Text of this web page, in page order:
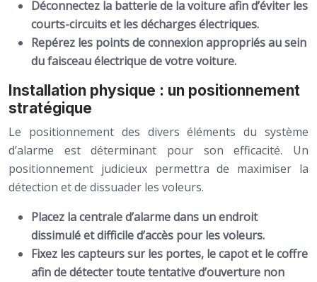
Déconnectez la batterie de la voiture afin d’éviter les
courts-circuits et les décharges électriques.
Repérez les points de connexion appropriés au sein
du faisceau électrique de votre voiture.
Installation physique : un positionnement
stratégique
Le positionnement des divers éléments du système
d’alarme est déterminant pour son efficacité. Un
positionnement judicieux permettra de maximiser la
détection et de dissuader les voleurs.
Placez la centrale d’alarme dans un endroit
dissimulé et difficile d’accès pour les voleurs.
Fixez les capteurs sur les portes, le capot et le coffre
afin de détecter toute tentative d’ouverture non